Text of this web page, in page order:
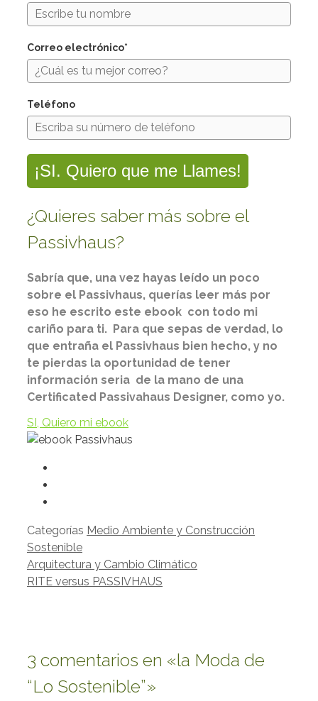
Correo electrónico*
Teléfono
¡SI. Quiero que me Llames!
¿Quieres saber más sobre el
Passivhaus?
Sabría que, una vez hayas leído un poco
sobre el Passivhaus, querías leer más por
eso he escrito este ebook con todo mi
cariño para ti. Para que sepas de verdad, lo
que entraña el Passivhaus bien hecho, y no
te pierdas la oportunidad de tener
información seria de la mano de una
Certificated Passivahaus Designer, como yo.
SI, Quiero mi ebook
Categorías Medio Ambiente y Construcción
Sostenible
Arquitectura y Cambio Climático
RITE versus PASSIVHAUS
3 comentarios en «la Moda de
“Lo Sostenible”»